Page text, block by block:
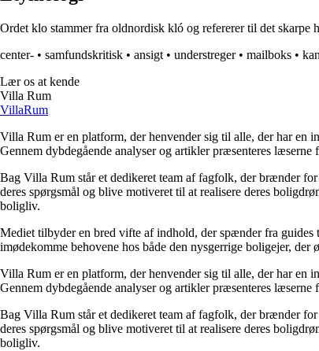
Ordet klo stammer fra oldnordisk kló og refererer til det skarpe
center- • samfundskritisk • ansigt • understreger• mailboks •
Lær os at kende
Villa Rum
VillaRum
Villa Rum er en platform, der henvender sig til alle, der har en
Gennem dybdegående analyser og artikler præsenteres
Bag Villa Rum står et dedikeret team af fagfolk, der brænder
deres spørgsmål og blive motiveret til at realisere deres
boligliv.
Mediet tilbyder en bred vifte af indhold, der spænder fra
imødekomme behovene hos både den nysgerrige boligejer,
Villa Rum er en platform, der henvender sig til alle, der har en
Gennem dybdegående analyser og artikler præsenteres
Bag Villa Rum står et dedikeret team af fagfolk, der brænder
deres spørgsmål og blive motiveret til at realisere deres
boligliv.